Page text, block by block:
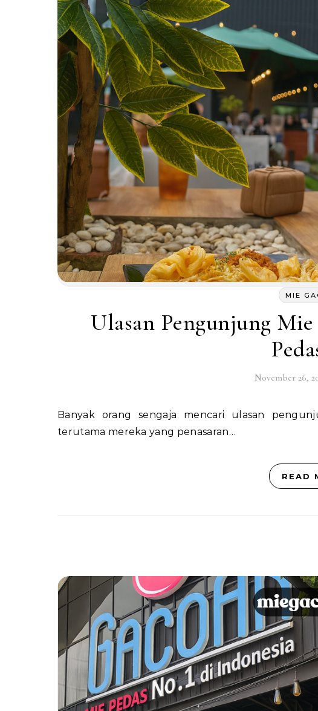
MIE
Ulasan Pengunjung
November 26,
Banyak orang sengaja mencari ulasan pengunjung Mie Gacoan Buah Batu sebelum datang,
terutama mereka yang penasaran…
READ